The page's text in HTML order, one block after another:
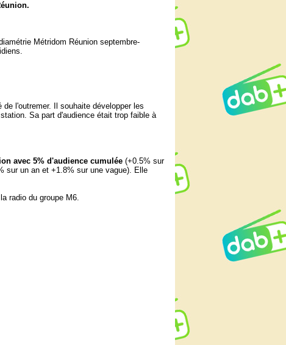
Métridom Réunion septembre-
l'outremer. Il souhaite développer les
Sa part d'audience était trop faible à
avec 5% d'audience cumulée (+0.5% sur
sur un an et +1.8% sur une vague). Elle
radio du groupe M6.